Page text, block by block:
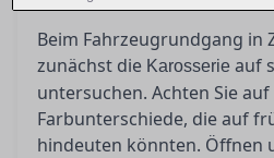
Beim Fahrzeugrundgang in
zunächst die Karosserie auf
untersuchen. Achten Sie
Farbunterschiede, die auf
hindeuten könnten. Öffnen